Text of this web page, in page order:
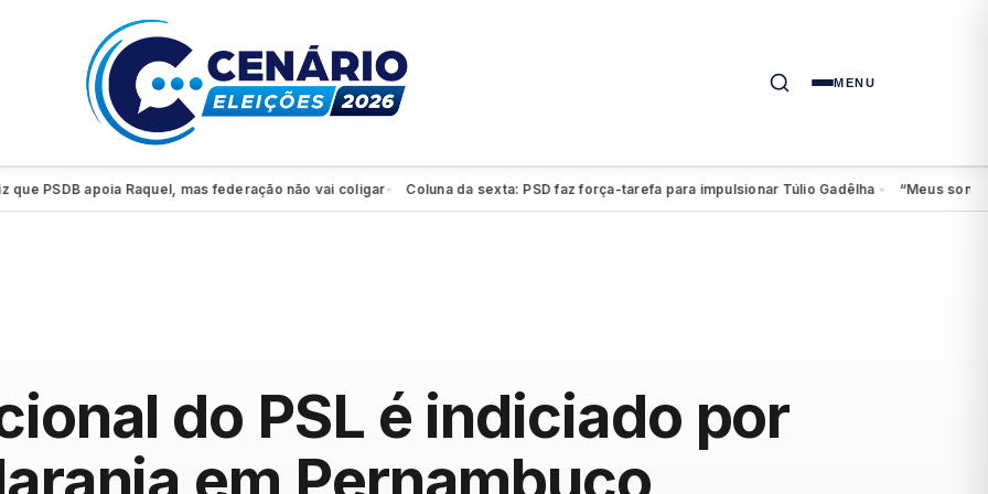
MENU
PSDB apoia Raquel, mas federação não vai coligar● Coluna da sexta: PSD faz força-tarefa para impulsionar Túlio Gadêlha● “Meus sonhos
do PSL é indiciado por